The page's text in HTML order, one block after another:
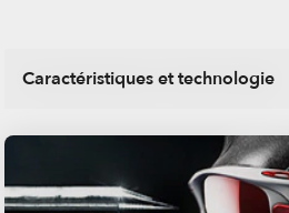
Caractéristiques et technologie